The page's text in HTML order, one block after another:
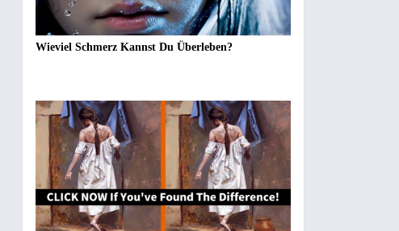
Wieviel Schmerz Kannst Du Überleben?